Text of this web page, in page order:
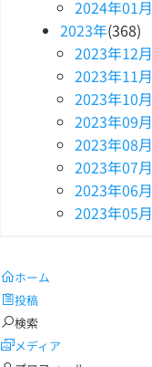
2024年01月
2023年(368)
2023年12月
2023年11月
2023年10月
2023年09月
2023年08月
2023年07月
2023年06月
2023年05月
ホーム
投稿
検索
メディア